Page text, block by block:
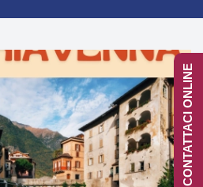
CONTATTACI ONLINE